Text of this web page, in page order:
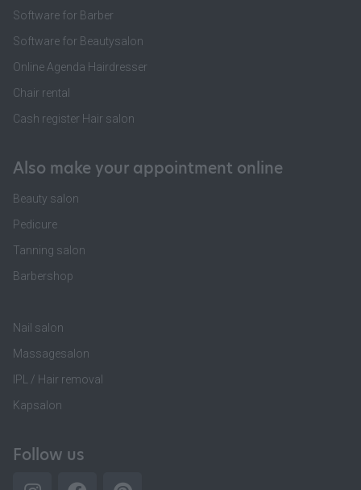
Software for Barber
Software for Beautysalon
Online Agenda Hairdresser
Chair rental
Cash register Hair salon
Also make your appointment online
Beauty salon
Pedicure
Tanning salon
Barbershop
Nail salon
Massagesalon
IPL / Hair removal
Kapsalon
Follow us